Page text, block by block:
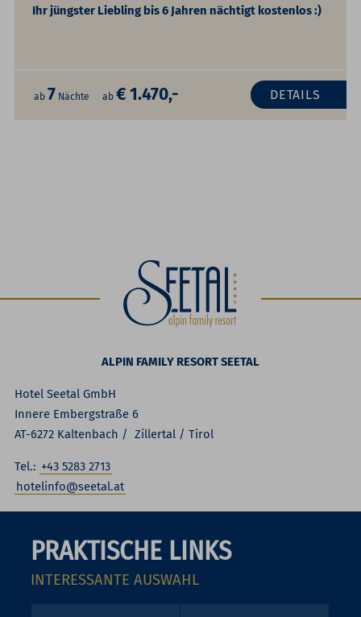
Ihr jüngster Liebling bis 6 Jahren nächtigt kostenlos :)
ab 7 Nächte ab € 1.470,- DETAILS
ALPIN FAMILY RESORT SEETAL
Hotel Seetal GmbH
Innere Embergstraße 6
AT-6272 Kaltenbach / Zillertal / Tirol
Tel.: +43 5283 2713
hotelinfo@seetal.at
PRAKTISCHE LINKS
INTERESSANTE AUSWAHL